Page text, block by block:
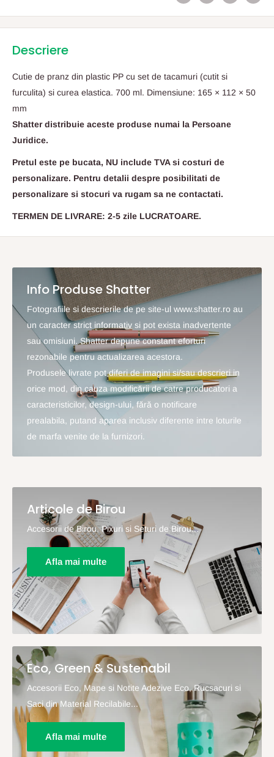
Descriere
Cutie de pranz din plastic PP cu set de tacamuri (cutit si
furculita) si curea elastica. 700 ml. Dimensiune: 165 × 112 × 50
mm
Shatter distribuie aceste produse numai la Persoane
Juridice.
Pretul este pe bucata, NU include TVA si costuri de
personalizare. Pentru detalii despre posibilitati de
personalizare si stocuri va rugam sa ne contactati.
TERMEN DE LIVRARE: 2-5 zile LUCRATOARE.
Info Produse Shatter
Fotografiile si descrierile de pe site-ul www.shatter.ro au
un caracter strict informativ si pot exista inadvertente
sau omisiuni. Shatter depune constant eforturi
rezonabile pentru actualizarea acestora.
Produsele livrate pot diferi de imagini si/sau descrieri in
orice mod, din cauza modificării de catre producatori a
caracteristicilor, design-ului, fără o notificare
prealabila, putand aparea inclusiv diferente intre loturile
de marfa venite de la furnizori.
Articole de Birou
Accesorii de Birou, Pixuri si Seturi de Birou...
Afla mai multe
Eco, Green & Sustenabil
Accesorii Eco, Mape si Notite Adezive Eco, Rucsacuri si
Saci din Material Recilabile...
Afla mai multe